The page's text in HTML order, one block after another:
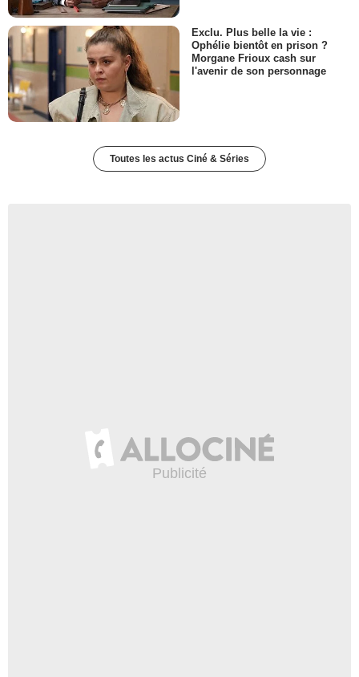
Exclu. Plus belle la vie :
Ophélie bientôt en prison ?
Morgane Frioux cash sur
l'avenir de son personnage
Toutes les actus Ciné & Séries